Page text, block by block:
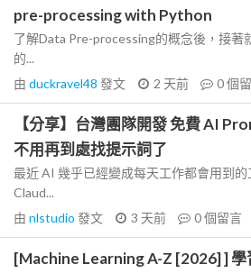
pre-processing with Python
了解Data Pre-processing的概念後，接著
的...
由 duckravel48 發文 2 天前 0個
【分享】台灣團隊開發 免費 AI
不用再到處找提示詞了
最近 AI 幾乎已經變成每天工作都會用到的
Claud...
由 nlstudio 發文 3 天前 0個留言
[Machine Learning A-Z [2026] ] 學